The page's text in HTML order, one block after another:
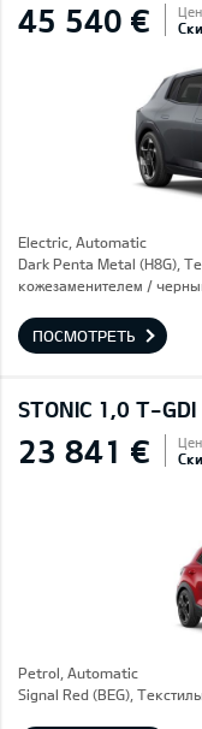
45 540 €
Electric, Automatic
Dark Penta Metal (H8G),
кожезаменителем /
ПОСМОТРЕТЬ
STONIC 1,0 T-GDI
23 841 €
Petrol, Automatic
Signal Red (BEG),